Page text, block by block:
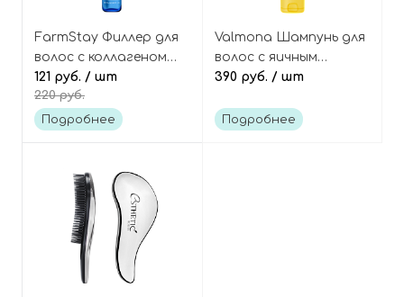
FarmStay Филлер для
волос с коллагеном
(ампула) Collagen
water full moist
treatment hair filler
121 руб. / шт
220 руб.
Подробнее
Valmona Шампунь для
волос с яичным
желтком Yolk-mayo
solution
390 руб. / шт
Подробнее